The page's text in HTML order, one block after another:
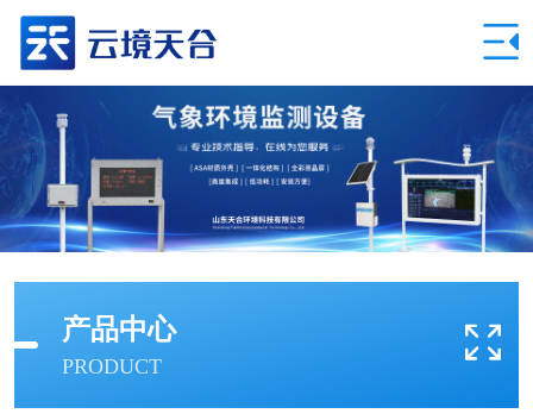
产品中心
PRODUCT